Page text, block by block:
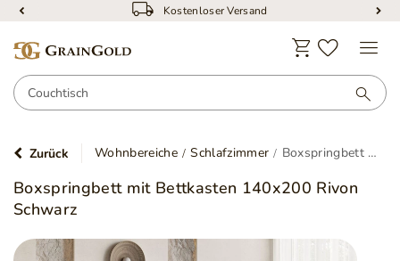
Kostenloser Versand
Zurück Wohnbereiche Schlafzimmer Boxspringbett mit Bettkasten 140x200 Rivon Schwarz
Boxspringbett mit Bettkasten 140x200 Rivon
Schwarz